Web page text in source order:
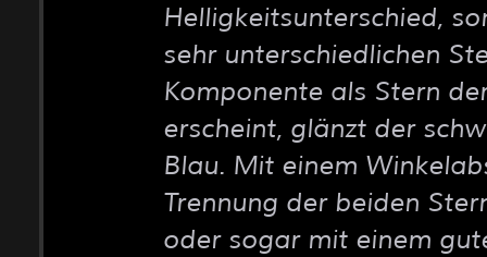
Helligkeitsunterschied,
sehr unterschiedlichen
Komponente als Stern
erscheint, glänzt der
Blau. Mit einem
Trennung der beiden
oder sogar mit einem